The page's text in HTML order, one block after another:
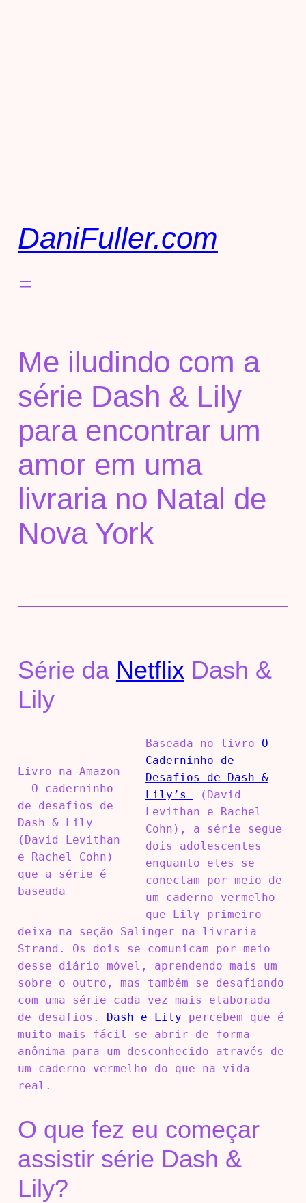
DaniFuller.com
Me iludindo com a
série Dash & Lily
para encontrar um
amor em uma
livraria no Natal de
Nova York
Série da Netflix Dash &
Lily
Livro na Amazon
– O caderninho
de desafios de
Dash & Lily
(David Levithan
e Rachel Cohn)
que a série é
baseada
Baseada no livro O
Caderninho de
Desafios de Dash &
Lily’s
(David
Levithan e Rachel
Cohn), a série segue
dois adolescentes
enquanto eles se
conectam por meio de
um caderno vermelho
que Lily primeiro
deixa na seção Salinger na livraria
Strand. Os dois se comunicam por meio
desse diário móvel, aprendendo mais um
sobre o outro, mas também se desafiando
com uma série cada vez mais elaborada
de desafios. Dash e Lily percebem que é
muito mais fácil se abrir de forma
anônima para um desconhecido através de
um caderno vermelho do que na vida
real.
O que fez eu começar
assistir série Dash &
Lily?